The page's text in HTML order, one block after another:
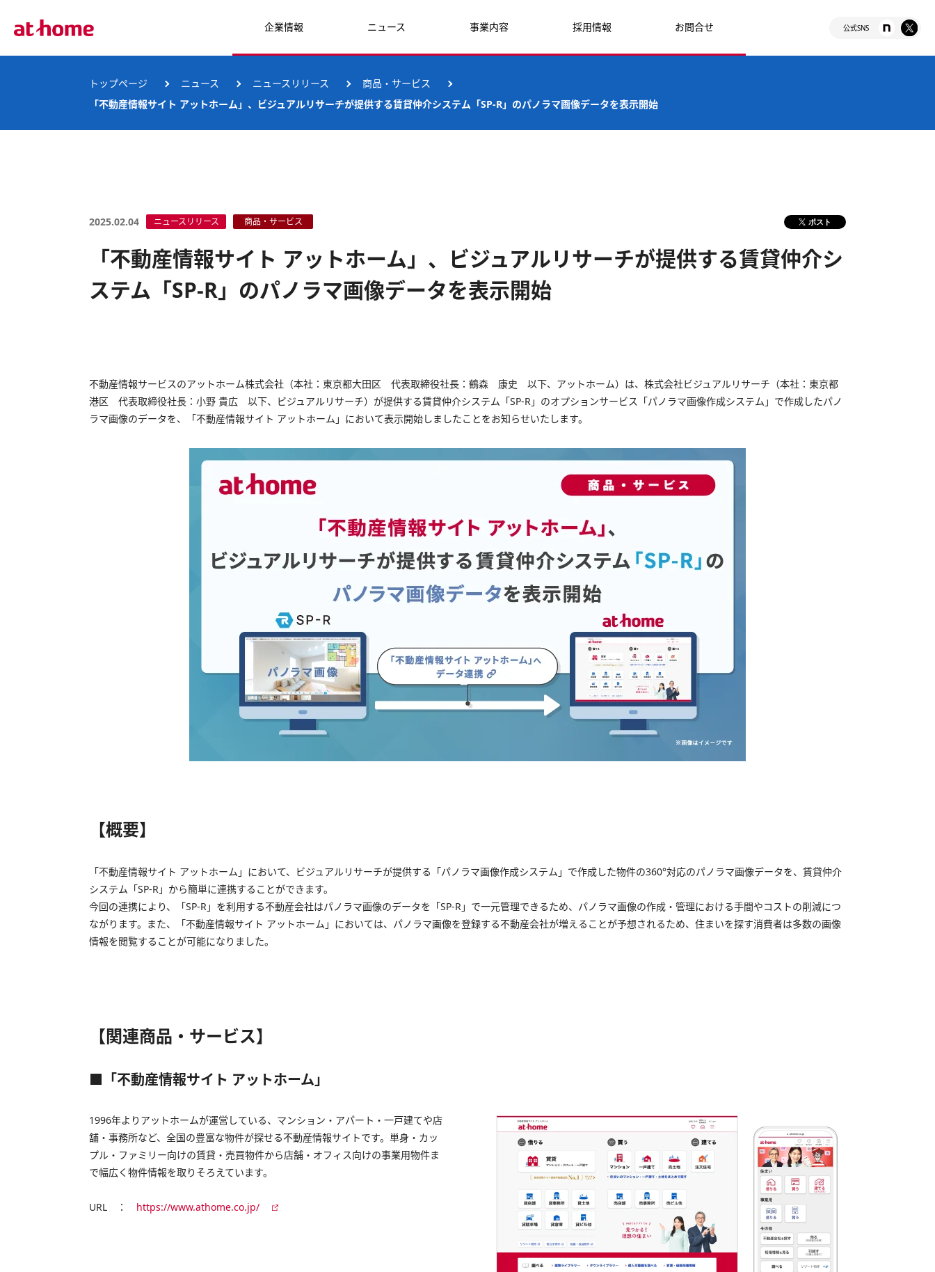
企業情報 ニュース 事業内容 採用情報 お問合せ 公式SNS
トップページ ニュース ニュースリリース
商品・サービス
「不動産情報サイト アットホーム」、ビジュアルリサーチが提供する賃貸仲介システム「SP-R」のパノラマ画像データを表示開始
2025.02.04 ニュースリリース 商品・サービス ポスト
「不動産情報サイト アットホーム」、ビジュアルリサーチが提供する賃貸仲介シ
ステム「SP-R」のパノラマ画像データを表示開始
不動産情報サービスのアットホーム株式会社（本社：東京都大田区 代表取締役社長：鶴森 康史 以下、アットホーム）は、株式会社ビジュアルリサーチ（本社：東京都
港区 代表取締役社長：小野 貴広 以下、ビジュアルリサーチ）が提供する賃貸仲介システム「SP-R」のオプションサービス「パノラマ画像作成システム」で作成したパノ
ラマ画像のデータを、「不動産情報サイト アットホーム」において表示開始しましたことをお知らせいたします。
【概要】
「不動産情報サイト アットホーム」において、ビジュアルリサーチが提供する「パノラマ画像作成システム」で作成した物件の360°対応のパノラマ画像データを、賃貸仲介
システム「SP-R」から簡単に連携することができます。
今回の連携により、「SP-R」を利用する不動産会社はパノラマ画像のデータを「SP-R」で一元管理できるため、パノラマ画像の作成・管理における手間やコストの削減につ
ながります。また、「不動産情報サイト アットホーム」においては、パノラマ画像を登録する不動産会社が増えることが予想されるため、住まいを探す消費者は多数の画像
情報を閲覧することが可能になりました。
【関連商品・サービス】
■「不動産情報サイト アットホーム」
1996年よりアットホームが運営している、マンション・アパート・一戸建てや店
舗・事務所など、全国の豊富な物件が探せる不動産情報サイトです。単身・カッ
プル・ファミリー向けの賃貸・売買物件から店舗・オフィス向けの事業用物件ま
で幅広く物件情報を取りそろえています。
URL ： https://www.athome.co.jp/